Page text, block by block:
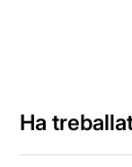
Ha